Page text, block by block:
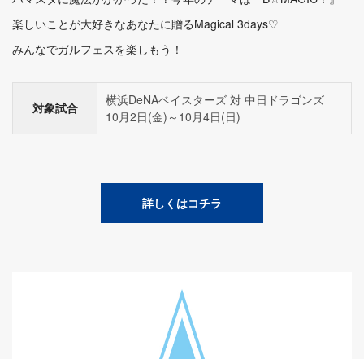
楽しいことが大好きなあなたに贈るMagical 3days♡
みんなでガルフェスを楽しもう！
対象試合
横浜DeNAベイスターズ 対 中日ドラゴンズ
10月2日(金)～10月4日(日)
詳しくはコチラ